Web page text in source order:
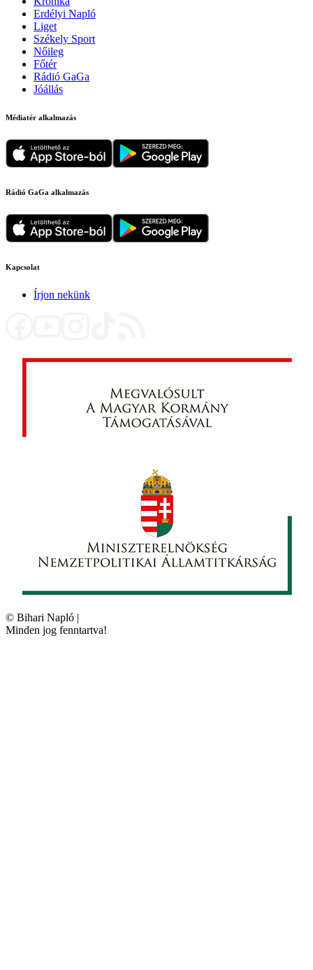
Erdélyi Napló
Liget
Székely Sport
Nőileg
Főtér
Rádió GaGa
Jóállás
Médiatér alkalmazás
Rádió GaGa alkalmazás
Kapcsolat
Írjon nekünk
© Bihari Napló |
Minden jog fenntartva!